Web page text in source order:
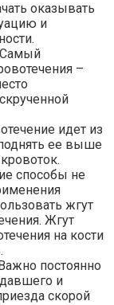
оказывать
и
Самый
–
идет из
ее выше
способы не
жгут
Жгут
на кости
Важно постоянно
и
скорой